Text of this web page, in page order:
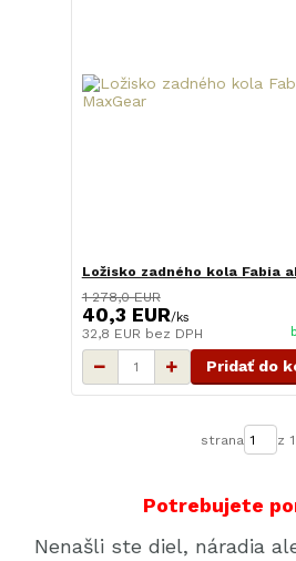
Ložisko zadného kola Fabia
1 278,0 EUR
40,3 EUR/ks
32,8 EUR bez DPH
Pridať do
strana z 1
Potrebujete
Nenašli ste diel, náradia